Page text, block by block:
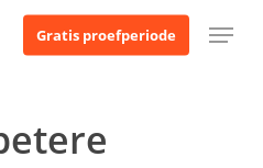
Gratis proefperiode Menu